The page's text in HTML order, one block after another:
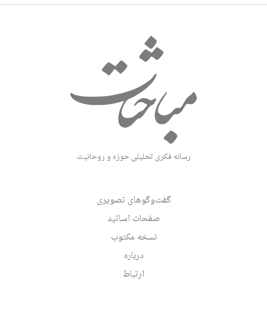
رسانه فکری تحلیلی حوزه و روحانیت
گفت‌وگوهای تصویری
صفحات اساتید
نسخه مکتوب
درباره
ارتباط